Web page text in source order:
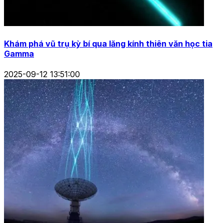
Khám phá vũ trụ kỳ bí qua lăng kính thiên văn học tia
Gamma
2025-09-12 13:51:00